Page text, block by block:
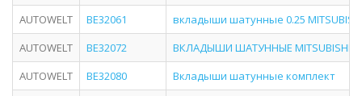
AUTOWELT
BE32061
вкладыши шатунные 0.25
AUTOWELT
BE32072
ВКЛАДЫШИ ШАТУННЫЕ MITSUBISHI
AUTOWELT
BE32080
Вкладыши шатунные комплект